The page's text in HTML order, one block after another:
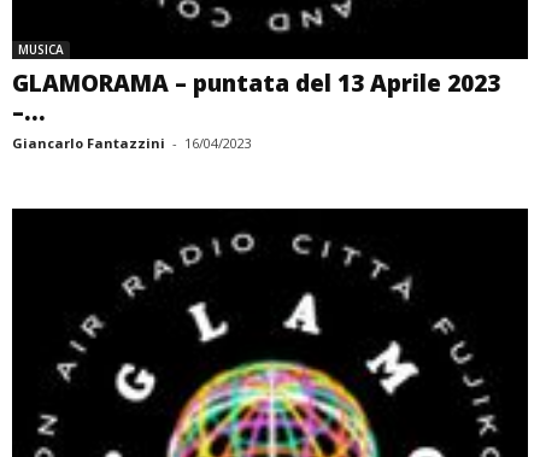
MUSICA
GLAMORAMA – puntata del 13 Aprile 2023
–...
Giancarlo Fantazzini - 16/04/2023